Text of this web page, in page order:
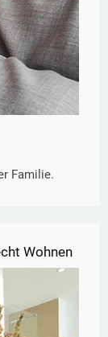
Familie.
Wohnen